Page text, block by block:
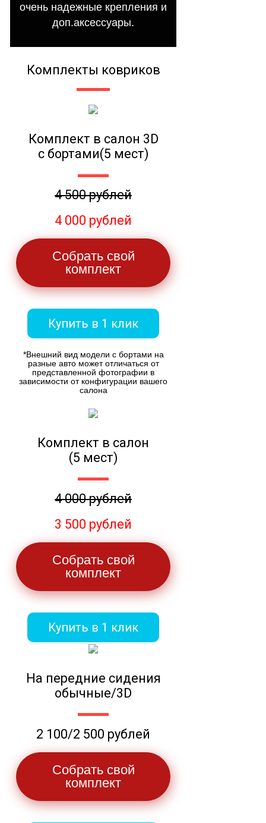
очень надежные крепления и
доп.аксессуары.
Комплекты ковриков
Комплект в салон 3D
с бортами(5 мест)
4 500 рублей
4 000 рублей
Собрать свой
комплект
Купить в 1 клик
*Внешний вид модели с бортами на
разные авто может отличаться от
представленной фотографии в
зависимости от конфигурации вашего
салона
Комплект в салон
(5 мест)
4 000 рублей
3 500 рублей
Собрать свой
комплект
Купить в 1 клик
На передние сидения
обычные/3D
2 100/2 500 рублей
Собрать свой
комплект